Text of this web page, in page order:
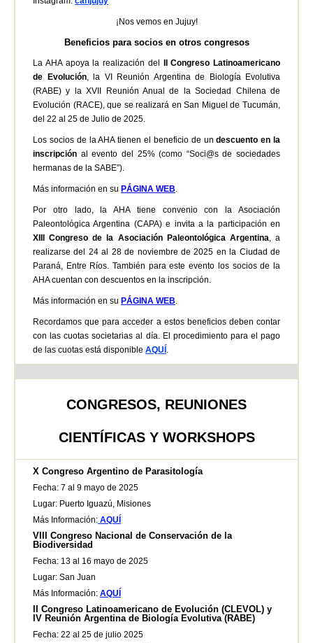
¡Nos vemos en Jujuy!
Beneficios para socios en otros congresos
La AHA apoya la realización del
II Congreso Latinoamericano
de Evolución, la VI Reunión Argentina de Biología Evolutiva
(RABE) y la XVII Reunión Anual de la Sociedad Chilena de
Evolución (RACE), que se realizará en San Miguel de Tucumán,
del 22 al 25 de Julio de 2025.
Los socios de la AHA tienen el beneficio de undescuento en la
inscripción al evento del 25% (como “Soci@s de sociedades
hermanas de la SABE”).
Más información en su PÁGINA WEB.
Por otro lado, la AHA tiene convenio con la Asociación
Paleontológica Argentina (CAPA) e invita a la participación en
XIII Congreso de la Asociación Paleontológica Argentina, a
realizarse del 24 al 28 de noviembre de 2025 en la Ciudad de
Paraná, Entre Ríos. También para este evento los socios de la
AHA cuentan con descuentos en la inscripción.
Más información en su PÁGINA WEB.
Recordamos que para acceder a estos beneficios deben contar
con las cuotas societarias al día. El procedimiento para el pago
de las cuotas está disponible AQUÍ .
CONGRESOS, REUNIONES
CIENTÍFICAS Y WORKSHOPS
X Congreso Argentino de Parasitología
Fecha: 7 al 9 mayo de 2025
Lugar: Puerto Iguazú, Misiones
Más Información: AQUÍ
VIII Congreso Nacional de Conservación de la
Biodiversidad
Fecha: 13 al 16 mayo de 2025
Lugar: San Juan
Más Información: AQUÍ
II Congreso Latinoamericano de Evolución (CLEVOL) y
IV Reunión Argentina de Biología Evolutiva (RABE)
Fecha: 22 al 25 de julio 2025